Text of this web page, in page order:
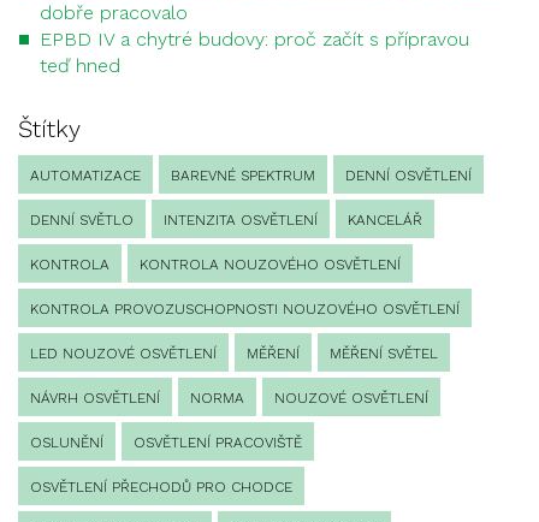
dobře pracovalo
EPBD IV a chytré budovy: proč začít s přípravou
teď hned
Štítky
AUTOMATIZACE BAREVNÉ SPEKTRUM DENNÍ OSVĚTLENÍ
DENNÍ SVĚTLO INTENZITA OSVĚTLENÍ KANCELÁŘ
KONTROLA KONTROLA NOUZOVÉHO OSVĚTLENÍ
KONTROLA PROVOZUSCHOPNOSTI NOUZOVÉHO OSVĚTLENÍ
LED NOUZOVÉ OSVĚTLENÍ MĚŘENÍ MĚŘENÍ SVĚTEL
NÁVRH OSVĚTLENÍ NORMA NOUZOVÉ OSVĚTLENÍ
OSLUNĚNÍ OSVĚTLENÍ PRACOVIŠTĚ
OSVĚTLENÍ PŘECHODŮ PRO CHODCE